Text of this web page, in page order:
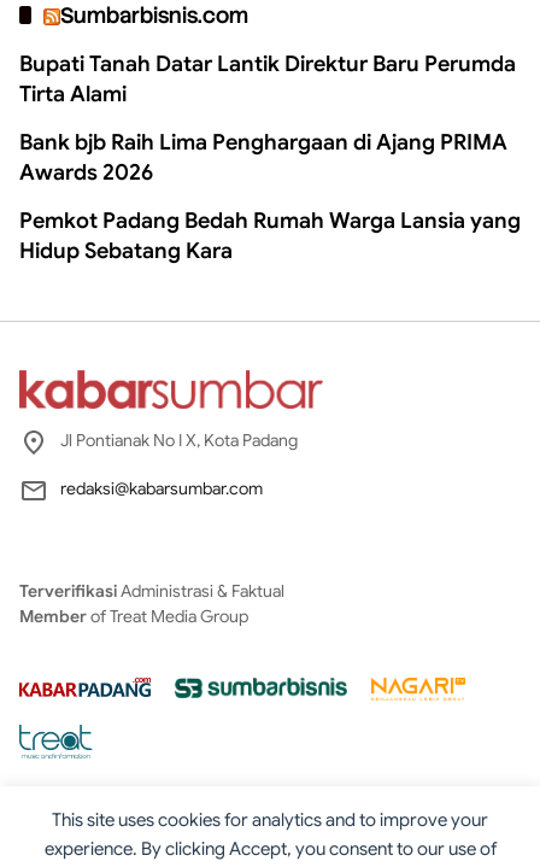
This site uses cookies for analytics and to improve your
experience. By clicking Accept, you consent to our use of
Sumbarbisnis.com
Bupati Tanah Datar Lantik Direktur Baru Perumda
Tirta Alami
Bank bjb Raih Lima Penghargaan di Ajang PRIMA
Awards 2026
Pemkot Padang Bedah Rumah Warga Lansia yang
Hidup Sebatang Kara
Jl Pontianak No I X, Kota Padang
redaksi@kabarsumbar.com
TerverifikasiAdministrasi & Faktual
Memberof Treat Media Group